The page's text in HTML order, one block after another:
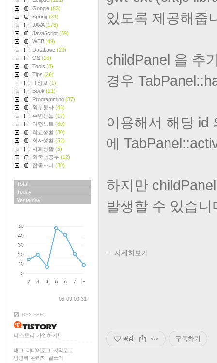
Google (83)
Spring (31)
JAVA(176)
JavaScript (59)
WEB (49)
Database (20)
OS (26)
Tools (8)
Tips (26)
IT정보 (1)
Book (21)
Programming (37)
외부행사 (43)
주변인들 (17)
여행노트 (60)
학교생활 (30)
회사생활 (52)
사회생활 (5)
외국어공부 (12)
잡동사니 (30)
Total
Today
Yesterday
08-09 09:31
RSS FEED
티스토리 가입하기!
태그 : 미디어로그 : 지역로그
방명록 : 관리자: 글쓰기
있도록 제공해줍
childPanel 을 추
경우
이용해서 해당 id
에
하지만
발생할 수 있습니
자세히보기
공감 구독하기